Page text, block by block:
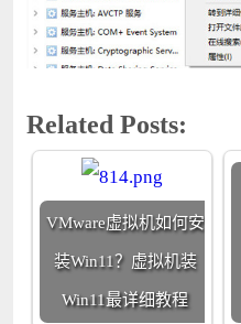
Related Posts:
VMware虚拟机如何安
装Win11？虚拟机装
Win11最详细教程